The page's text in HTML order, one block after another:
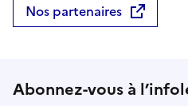
Nos partenaires
Abonnez-vous à